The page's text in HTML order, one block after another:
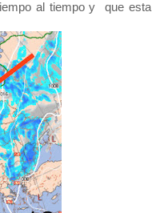
al tiempo y que esta